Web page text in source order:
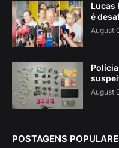
Lucas
é
August
August
POSTAGENS